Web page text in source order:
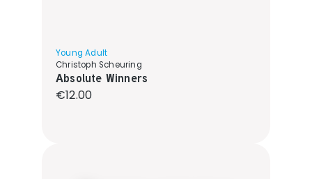
Young Adult
Christoph Scheuring
Absolute Winners
Regular price:
€12.00